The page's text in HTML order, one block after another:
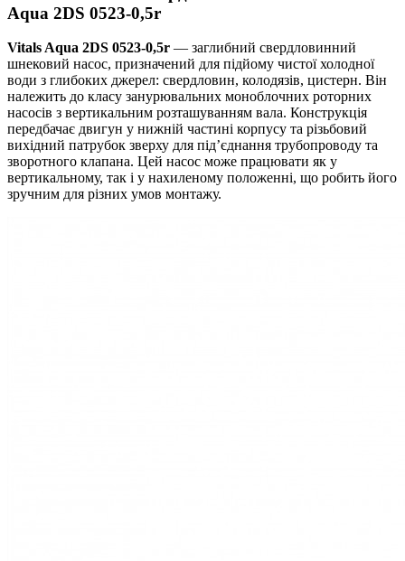
Aqua 2DS 0523-0,5r
Vitals Aqua 2DS 0523-0,5r — заглибний свердловинний
шнековий насос, призначений для підйому чистої холодної
води з глибоких джерел: свердловин, колодязів, цистерн. Він
належить до класу занурювальних моноблочних роторних
насосів з вертикальним розташуванням вала. Конструкція
передбачає двигун у нижній частині корпусу та різьбовий
вихідний патрубок зверху для під’єднання трубопроводу та
зворотного клапана. Цей насос може працювати як у
вертикальному, так і у нахиленому положенні, що робить його
зручним для різних умов монтажу.